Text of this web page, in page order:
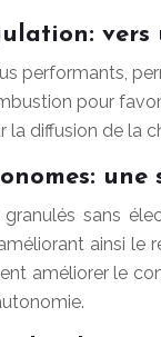
performants,
pour
diffusion de la
sans
ainsi
améliorer le